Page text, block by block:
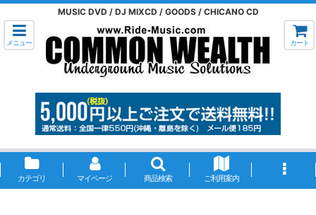
MUSIC DVD / DJ MIXCD / GOODS / CHICANO CD
メニュー カート
カテゴリ マイページ 商品検索 ご利用案内